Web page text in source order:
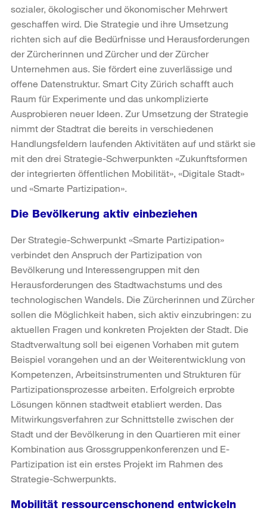
sozialer, ökologischer und ökonomischer Mehrwert
geschaffen wird. Die Strategie und ihre Umsetzung
richten sich auf die Bedürfnisse und Herausforderungen
der Zürcherinnen und Zürcher und der Zürcher
Unternehmen aus. Sie fördert eine zuverlässige und
offene Datenstruktur. Smart City Zürich schafft auch
Raum für Experimente und das unkomplizierte
Ausprobieren neuer Ideen. Zur Umsetzung der Strategie
nimmt der Stadtrat die bereits in verschiedenen
Handlungsfeldern laufenden Aktivitäten auf und stärkt sie
mit den drei Strategie-Schwerpunkten «Zukunftsformen
der integrierten öffentlichen Mobilität», «Digitale Stadt»
und «Smarte Partizipation».
Die Bevölkerung aktiv einbeziehen
Der Strategie-Schwerpunkt «Smarte Partizipation»
verbindet den Anspruch der Partizipation von
Bevölkerung und Interessengruppen mit den
Herausforderungen des Stadtwachstums und des
technologischen Wandels. Die Zürcherinnen und Zürcher
sollen die Möglichkeit haben, sich aktiv einzubringen: zu
aktuellen Fragen und konkreten Projekten der Stadt. Die
Stadtverwaltung soll bei eigenen Vorhaben mit gutem
Beispiel vorangehen und an der Weiterentwicklung von
Kompetenzen, Arbeitsinstrumenten und Strukturen für
Partizipationsprozesse arbeiten. Erfolgreich erprobte
Lösungen können stadtweit etabliert werden. Das
Mitwirkungsverfahren zur Schnittstelle zwischen der
Stadt und der Bevölkerung in den Quartieren mit einer
Kombination aus Grossgruppenkonferenzen und E-
Partizipation ist ein erstes Projekt im Rahmen des
Strategie-Schwerpunkts.
Mobilität ressourcenschonend entwickeln